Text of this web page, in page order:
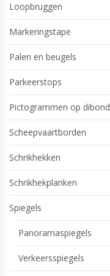
Loopbruggen
Markeringstape
Palen en beugels
Parkeerstops
Pictogrammen op dibond
Scheepvaartborden
Schrikhekken
Schrikhekplanken
Spiegels
Panoramaspiegels
Verkeersspiegels